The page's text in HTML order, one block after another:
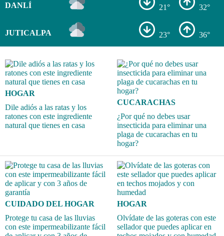
DANLÍ 21° 32°
JUTICALPA 23° 36°
HOGAR
Dile adiós a las ratas y los
ratones con este ingrediente
natural que tienes en casa
CUCARACHAS
¿Por qué no debes usar
insecticida para eliminar una
plaga de cucarachas en tu
hogar?
CUIDADO DEL HOGAR
Protege tu casa de las lluvias
con este impermeabilizante fácil
HOGAR
Olvídate de las goteras con este
sellador que puedes aplicar en